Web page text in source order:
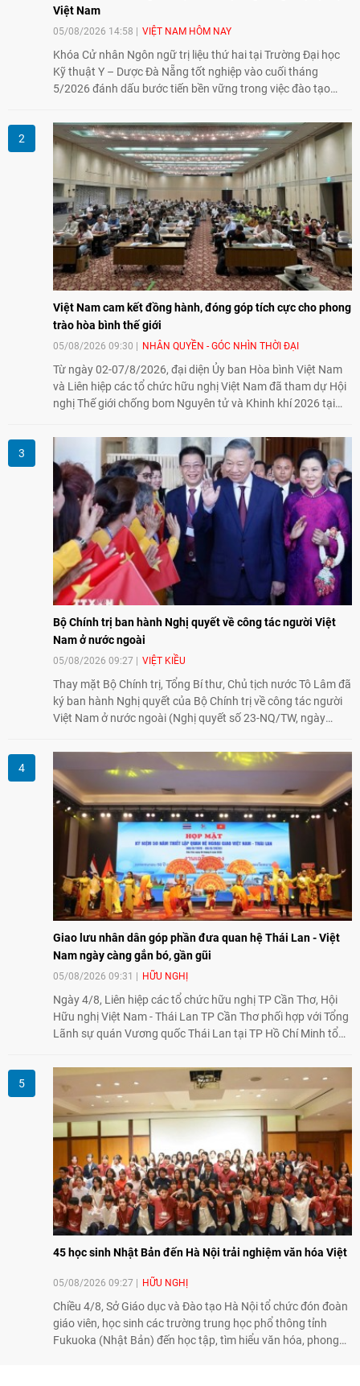
Việt Nam
05/08/2026 14:58 VIỆT NAM HÔM NAY
Khóa Cử nhân Ngôn ngữ trị liệu thứ hai tại Trường Đại học
Kỹ thuật Y – Dược Đà Nẵng tốt nghiệp vào cuối tháng
5/2026 đánh dấu bước tiến bền vững trong việc đào tạo
tại Việt Nam.
Việt Nam cam kết đồng hành, đóng góp tích cực cho phong
trào hòa bình thế giới
05/08/2026 09:30 NHÂN QUYỀN - GÓC NHÌN THỜI ĐẠI
Từ ngày 02-07/8/2026, đại diện Ủy ban Hòa bình Việt Nam
và Liên hiệp các tổ chức hữu nghị Việt Nam đã tham dự Hội
nghị Thế giới chống bom Nguyên tử và Khinh khí 2026 tại
đồng hành cùng với phong trào hoà bình của nhân dân
Nhật Bản và thế giới ủng hộ giải trừ vũ khí hạt nhân của Việt
Nam.
Bộ Chính trị ban hành Nghị quyết về công tác người Việt
Nam ở nước ngoài
05/08/2026 09:27 VIỆT KIỀU
Thay mặt Bộ Chính trị, Tổng Bí thư, Chủ tịch nước Tô Lâm đã
ký ban hành Nghị quyết của Bộ Chính trị về công tác người
Việt Nam ở nước ngoài (Nghị quyết số 23-NQ/TW, ngày
Giao lưu nhân dân góp phần đưa quan hệ Thái Lan - Việt
Nam ngày càng gắn bó, gần gũi
05/08/2026 09:31 HỮU NGHỊ
Ngày 4/8, Liên hiệp các tổ chức hữu nghị TP Cần Thơ, Hội
Hữu nghị Việt Nam - Thái Lan TP Cần Thơ phối hợp với Tổng
Lãnh sự quán Vương quốc Thái Lan tại TP Hồ Chí Minh tổ
Việt Nam - Thái Lan (1976-2026). Tại đây, nhấn mạnh vai trò
của giao lưu nhân dân, Tổng Lãnh sự Thái Lan cho biết các
hoạt động trao đổi về văn hóa, giáo dục, du lịch, ẩm thực,
nghệ thuật và giao lưu thanh niên đã góp phần đưa quan hệ
Thái Lan - Việt Nam ngày càng gắn bó, gần gũi.
45 học sinh Nhật Bản đến Hà Nội trải nghiệm văn hóa Việt
05/08/2026 09:27 HỮU NGHỊ
Chiều 4/8, Sở Giáo dục và Đào tạo Hà Nội tổ chức đón đoàn
giáo viên, học sinh các trường trung học phổ thông tỉnh
Fukuoka (Nhật Bản) đến học tập, tìm hiểu văn hóa, phong